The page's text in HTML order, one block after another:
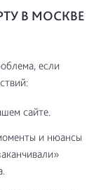
В МОСКВЕ
если
сайте.
и нюансы